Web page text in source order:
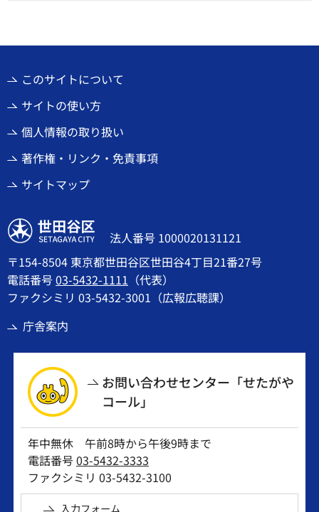
このサイトについて
サイトの使い方
個人情報の取り扱い
著作権・リンク・免責事項
サイトマップ
世田谷区
法人番号 1000020131121
〒154-8504 東京都世田谷区世田谷4丁目21番27号
電話番号03-5432-1111 （代表）
ファクシミリ 03-5432-3001（広報広聴課）
庁舎案内
お問い合わせセンター「せたがや
コール」
年中無休 午前8時から午後9時まで
電話番号03-5432-3333
ファクシミリ 03-5432-3100
入力フォーム